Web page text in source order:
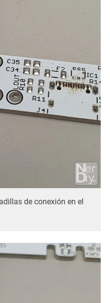
de conexión en el